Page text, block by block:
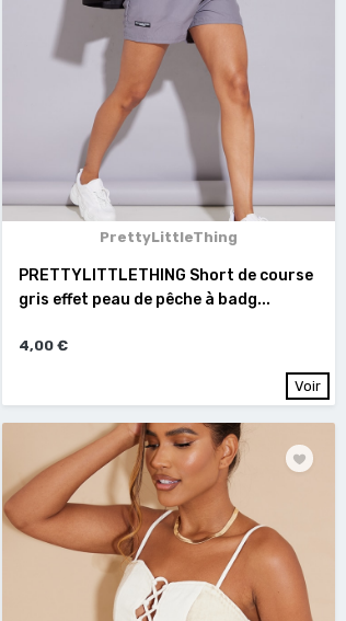
PrettyLittleThing
PRETTYLITTLETHING Short de course
gris effet peau de pêche à badg...
4,00 €
Voir